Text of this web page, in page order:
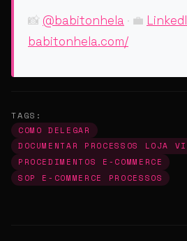
📸 @babitonhela · 💼
babitonhela.com/
TAGS:
COMO DELEGAR
DOCUMENTAR PROCESSOS LOJA
PROCEDIMENTOS E-COMMERCE
SOP E-COMMERCE PROCESSOS